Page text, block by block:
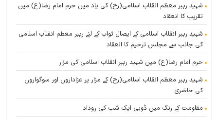
شہید رہبر معظم انقلاب اسلامی(رح) کی یاد میں حرم امام رضا(ع) میں
تقریب کا انعقاد
شہید رہبر انقلاب اسلامی کے ایصال ثواب کے لئے رہبر معظم انقلاب اسلامی
کی جانب سے مجلس ترحیم کا انعقاد
حرم امام رضا(ع) میں شہید رہبر انقلاب اسلامی کی مزار
شہید رہبر معظم انقلاب اسلامی(رح) کے مزار پر عزاداروں اور سوگواروں
کی حاضری
مقاومت کے رنگ میں ڈوبی ایک شب کی روداد